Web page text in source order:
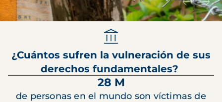
¿Cuántos sufren la vulneración de sus
derechos fundamentales?
28 M
de personas en el mundo son víctimas de